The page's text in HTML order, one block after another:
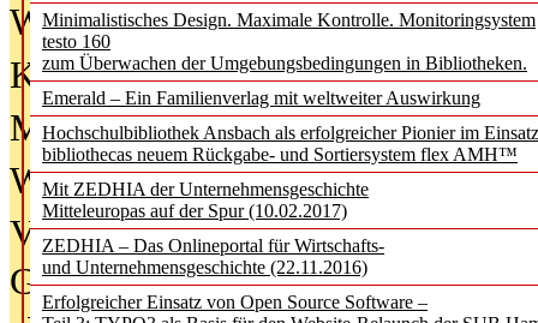
Minimalistisches Design. Maximale Kontrolle. Monitoringsystem
testo 160
zum Überwachen der Umgebungsbedingungen in Bibliotheken.
Emerald – Ein Familienverlag mit weltweiter Auswirkung
Hochschulbibliothek Ansbach als erfolgreicher Pionier im
bibliothecas neuem Rückgabe- und Sortiersystem flex AMH™
Mit ZEDHIA der Unternehmensgeschichte
Mitteleuropas auf der Spur (10.02.2017)
ZEDHIA – Das Onlineportal für Wirtschafts-
und Unternehmensgeschichte (22.11.2016)
Erfolgreicher Einsatz von Open Source Software –
Was Hochschul­bibliotheken von
Kinder in der digitalen Welt
Metadaten als Infrastruktur
Wenn Bots katalogisieren
Von Abschlusskleidern bis
Geisterjagd-Ausrüstung in der